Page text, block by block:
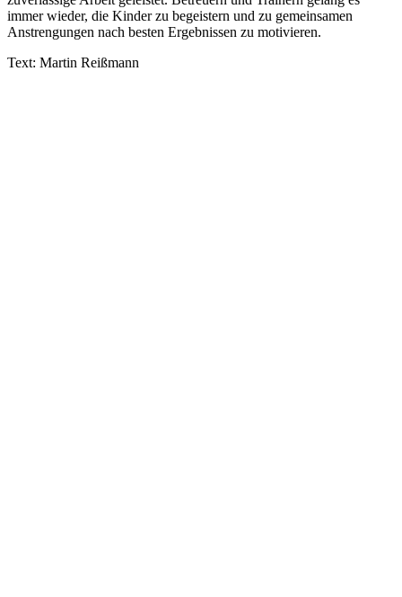
immer wieder, die Kinder zu begeistern und zu gemeinsamen
Anstrengungen nach besten Ergebnissen zu motivieren.
Text: Martin Reißmann